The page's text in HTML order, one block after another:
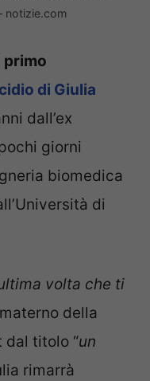
notizie.com
primo
di Giulia
dall’ex
giorni
biomedica
di
volta che ti
della
dal titolo “un
rimarrà